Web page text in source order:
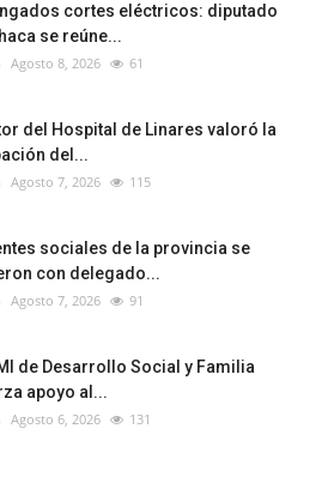
cortes eléctricos: diputado
se reúne...
Agosto 8, 2026 61
del Hospital de Linares valoró la
del...
Agosto 7, 2026 115
sociales de la provincia se
con delegado...
Agosto 7, 2026 91
de Desarrollo Social y Familia
apoyo al...
Agosto 6, 2026 131